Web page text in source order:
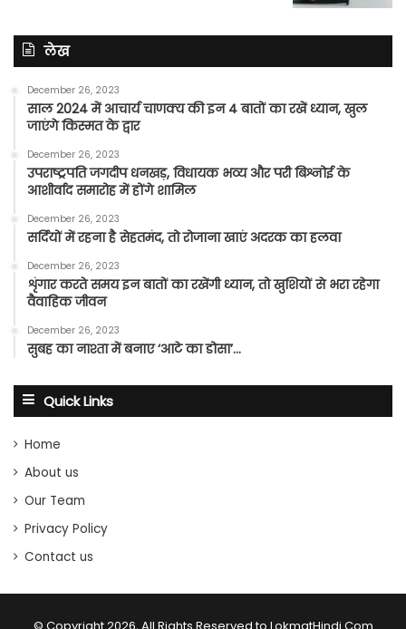
लेख
December 26, 2023
साल 2024 में आचार्य चाणक्य की इन 4 बातों का रखें ध्यान, खुल
जाएंगे किस्मत के द्वार
December 26, 2023
उपराष्ट्रपति जगदीप धनखड़, विधायक भव्य और परी बिश्नोई के
आशीर्वाद समारोह में होंगे शामिल
December 26, 2023
सर्दियों में रहना है सेहतमंद, तो रोजाना खाएं अदरक का हलवा
December 26, 2023
शृंगार करते समय इन बातों का रखेंगी ध्यान, तो खुशियों से भरा रहेगा
वैवाहिक जीवन
December 26, 2023
सुबह का नाश्ता में बनाए ‘आटे का डोसा’…
Quick Links
Home
About us
Our Team
Privacy Policy
Contact us
© Copyright 2026, All Rights Reserved to LokmatHindi.Com